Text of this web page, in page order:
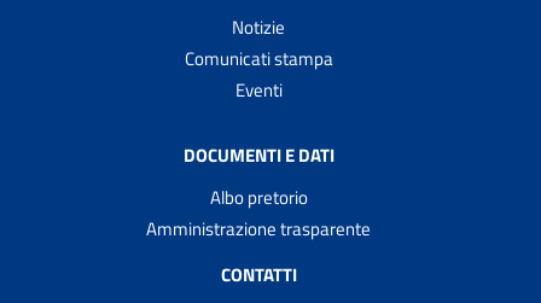
Notizie
Comunicati stampa
Eventi
DOCUMENTI E DATI
Albo pretorio
Amministrazione trasparente
CONTATTI